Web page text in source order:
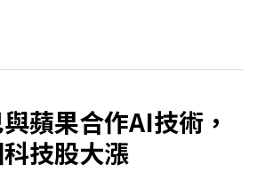
蘋果合作AI技術，
技股大漲